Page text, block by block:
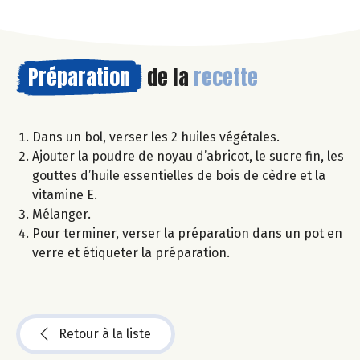
Préparation de la recette
Dans un bol, verser les 2 huiles végétales.
Ajouter la poudre de noyau d’abricot, le sucre fin, les
gouttes d’huile essentielles de bois de cèdre et la
vitamine E.
Mélanger.
Pour terminer, verser la préparation dans un pot en
verre et étiqueter la préparation.
Retour à la liste